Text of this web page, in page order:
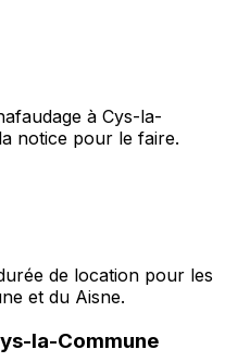
à Cys-la-
notice pour le faire.
de location pour les
et du Aisne.
la-Commune